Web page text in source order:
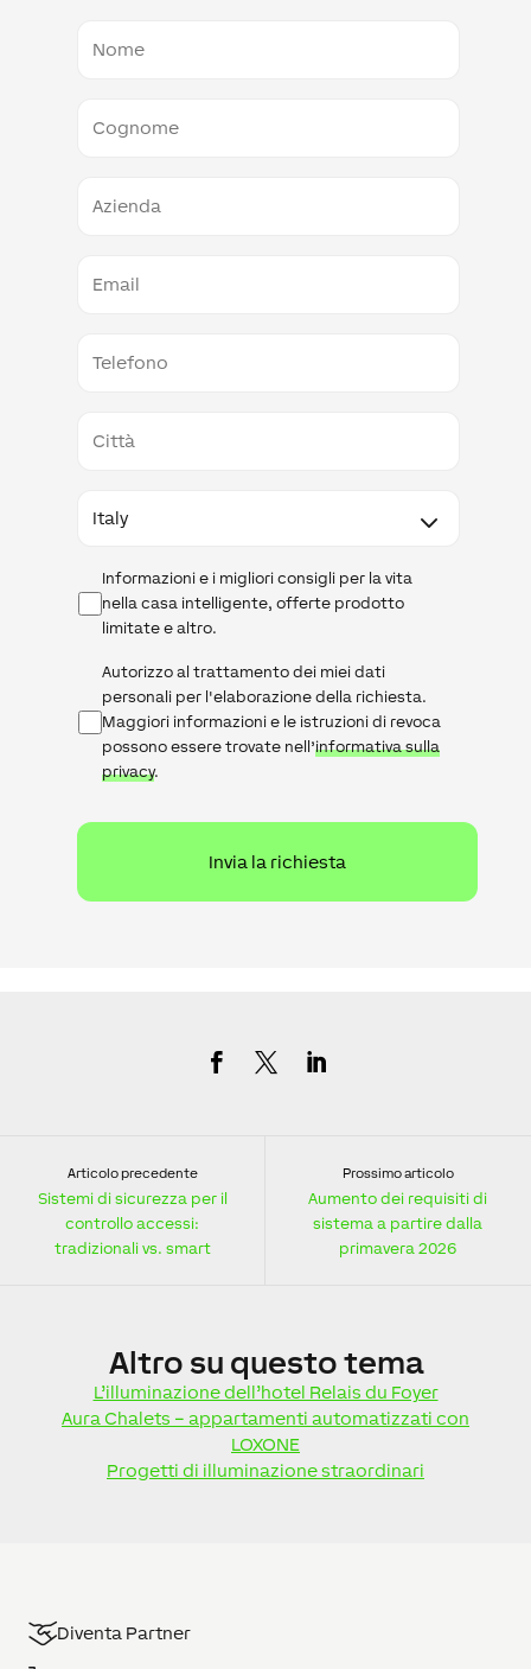
Mail
Newsletter
Informazioni e i migliori consigli per la vita
nella casa intelligente, offerte prodotto
limitate e altro.
Informativa
sulla
privacy
Autorizzo al trattamento dei miei dati
personali per l'elaborazione della richiesta.
Maggiori informazioni e le istruzioni di revoca
possono essere trovate nell’informativa sulla
privacy.
Articolo precedente
Sistemi di sicurezza per il
controllo accessi:
tradizionali vs. smart
Prossimo articolo
Aumento dei requisiti di
sistema a partire dalla
primavera 2026
Altro su questo tema
L’illuminazione dell’hotel Relais du Foyer
Aura Chalets – appartamenti automatizzati con
LOXONE
Progetti di illuminazione straordinari
Diventa Partner